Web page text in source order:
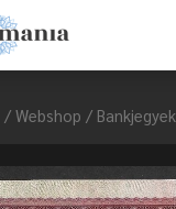
/ Webshop / Bankjegyek